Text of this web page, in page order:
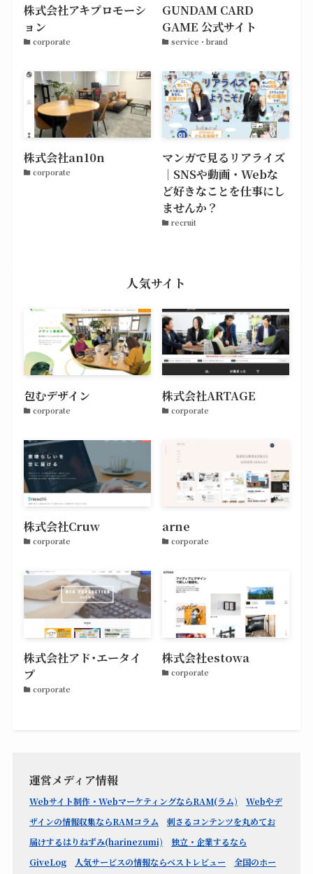
株式会社アキプロモーシ
ョン
corporate
GUNDAM CARD
GAME 公式サイト
service・brand
株式会社an10n
corporate
マンガで見るリアライズ
｜SNSや動画・Webな
ど好きなことを仕事にし
ませんか？
recruit
人気サイト
包むデザイン
corporate
株式会社ARTAGE
corporate
株式会社Cruw
corporate
arne
corporate
株式会社アド･エータイ
プ
corporate
株式会社estowa
corporate
運営メディア情報
Webサイト制作・WebマーケティングならRAM(ラム)
Webやデ
ザインの情報収集ならRAMコラム
刺さるコンテンツを丸めてお
届けするはりねずみ(harinezumi)
独立・企業するなら
GiveLog
人気サービスの情報ならベストレビュー 全国のホー